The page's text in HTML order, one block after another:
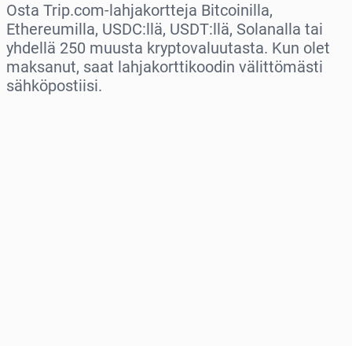
Osta Trip.com-lahjakortteja Bitcoinilla,
Ethereumilla, USDC:llä, USDT:llä, Solanalla tai
yhdellä 250 muusta kryptovaluutasta. Kun olet
maksanut, saat lahjakorttikoodin välittömästi
sähköpostiisi.